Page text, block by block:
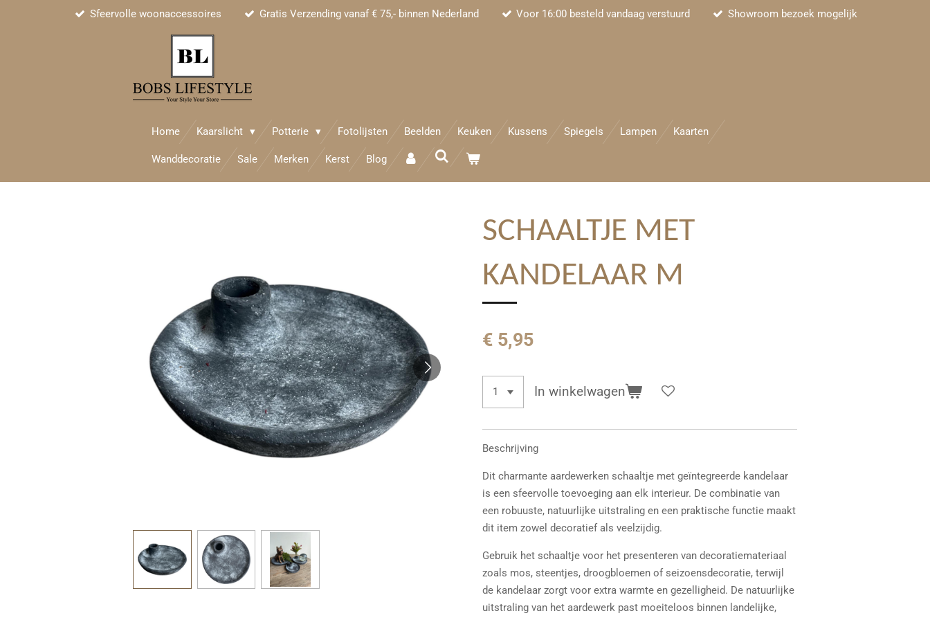
Sfeervolle woonaccessoires Gratis Verzending vanaf € 75,- binnen Nederland Voor 16:00 besteld vandaag verstuurd Showroom bezoek mogelijk
Home Kaarslicht Potterie Fotolijsten Beelden Keuken Kussens Spiegels Lampen Kaarten
Wanddecoratie Sale Merken Kerst Blog
SCHAALTJE MET
KANDELAAR M
€ 5,95
In winkelwagen
Beschrijving
Dit charmante aardewerken schaaltje met geïntegreerde kandelaar
is een sfeervolle toevoeging aan elk interieur. De combinatie van
een robuuste, natuurlijke uitstraling en een praktische functie maakt
dit item zowel decoratief als veelzijdig.
Gebruik het schaaltje voor het presenteren van decoratiemateriaal
zoals mos, steentjes, droogbloemen of seizoensdecoratie, terwijl
de kandelaar zorgt voor extra warmte en gezelligheid. De natuurlijke
uitstraling van het aardewerk past moeiteloos binnen landelijke,